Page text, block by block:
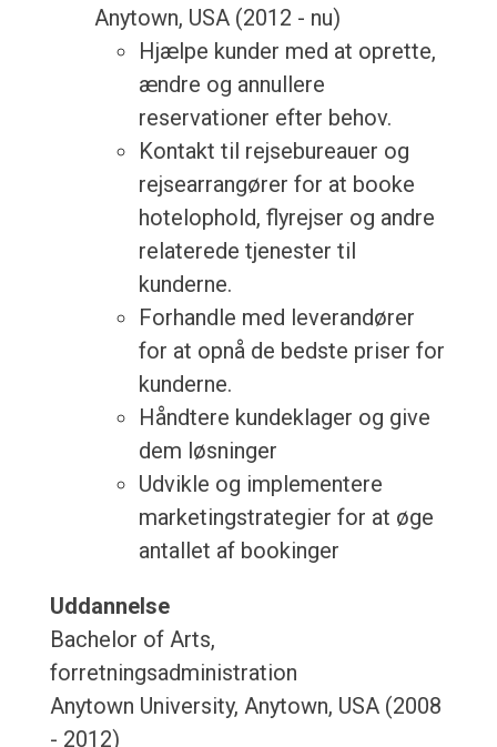
Anytown, USA (2012 - nu)
Hjælpe kunder med at oprette,
ændre og annullere
reservationer efter behov.
Kontakt til rejsebureauer og
rejsearrangører for at booke
hotelophold, flyrejser og andre
relaterede tjenester til
kunderne.
Forhandle med leverandører
for at opnå de bedste priser for
kunderne.
Håndtere kundeklager og give
dem løsninger
Udvikle og implementere
marketingstrategier for at øge
antallet af bookinger
Uddannelse
Bachelor of Arts,
forretningsadministration
Anytown University, Anytown, USA (2008
- 2012)